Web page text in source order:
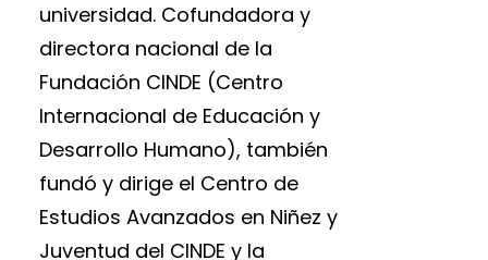
universidad. Cofundadora y
directora nacional de la
Fundación CINDE (Centro
Internacional de Educación y
Desarrollo Humano), también
fundó y dirige el Centro de
Estudios Avanzados en Niñez y
Juventud del CINDE y la